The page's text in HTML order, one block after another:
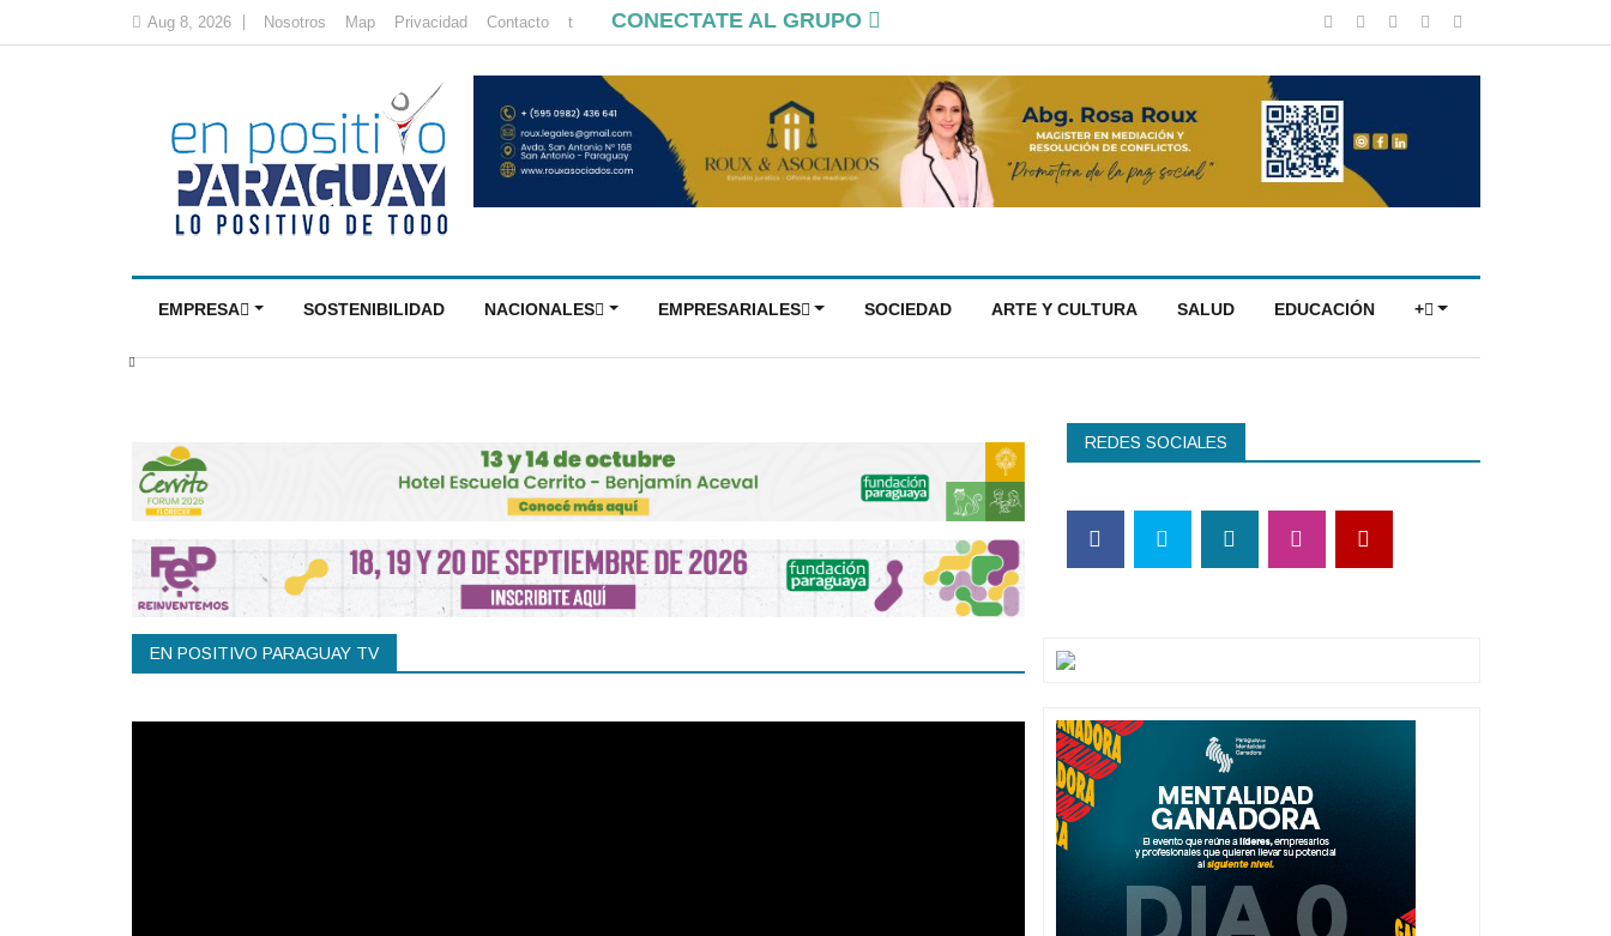
Aug 8, 2026 Nosotros Map Privacidad Contacto t CONECTATE AL GRUPO
EMPRESA SOSTENIBILIDAD NACIONALES EMPRESARIALES SOCIEDAD ARTE Y CULTURA SALUD EDUCACIÓN +
EN POSITIVO PARAGUAY TV
REDES SOCIALES